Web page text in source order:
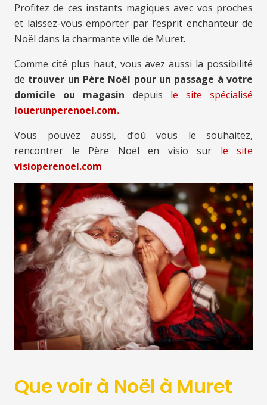
Profitez de ces instants magiques avec vos proches
et laissez-vous emporter par l’esprit enchanteur de
Noël dans la charmante ville de Muret.
Comme cité plus haut, vous avez aussi la possibilité
de trouver un Père Noël pour un passage à votre
domicile ou magasin depuis le site spécialisé
louerunperenoel.com.
Vous pouvez aussi, d’où vous le souhaitez,
rencontrer le Père Noël en visio sur le site
visioperenoel.com
Que voir à Noël à Muret